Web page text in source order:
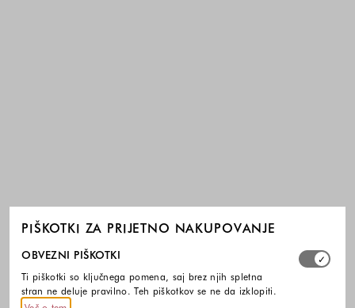
PIŠKOTKI ZA PRIJETNO NAKUPOVANJE
Izberite, katere skupine piškotkov dovolite. Obvezni
OBVEZNI PIŠKOTKI
Ti piškotki so ključnega pomena, saj brez njih spletna
stran ne deluje pravilno. Teh piškotkov se ne da izklopiti.